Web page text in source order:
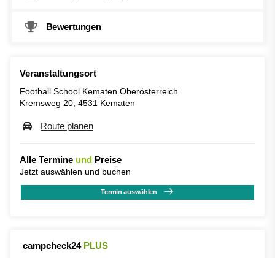
Bewertungen
Veranstaltungsort
Football School Kematen Oberösterreich
Kremsweg 20, 4531 Kematen
Route planen
Alle Termine und Preise
Jetzt auswählen und buchen
Termin auswählen
campcheck24 PLUS